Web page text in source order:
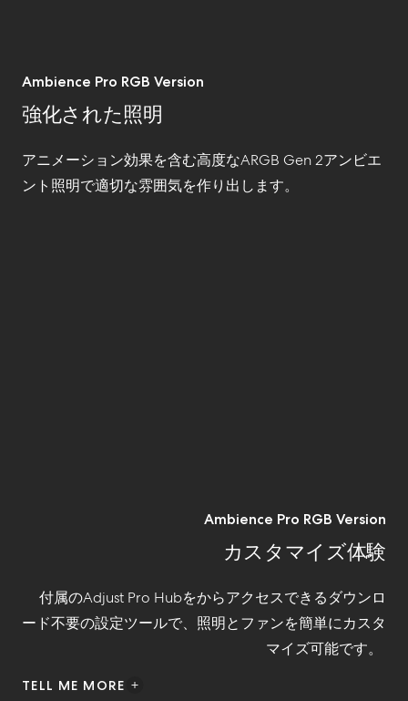
Ambience Pro RGB Version
強化された照明
アニメーション効果を含む高度なARGB Gen 2アンビエ
ント照明で適切な雰囲気を作り出します。
Ambience Pro RGB Version
カスタマイズ体験
付属のAdjust Pro Hubをからアクセスできるダウンロ
ード不要の設定ツールで、照明とファンを簡単にカスタ
マイズ可能です。
TELL ME MORE